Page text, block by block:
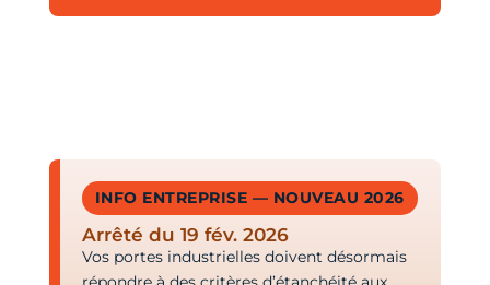
INFO ENTREPRISE — NOUVEAU 2026
Arrêté du 19 fév. 2026
Vos portes industrielles doivent désormais